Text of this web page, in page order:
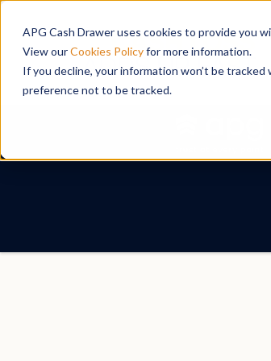
APG Cash Drawer uses cookies to provide you
View ourCookies Policyfor more information.
If you decline, your information won’t be
preference not to be tracked.